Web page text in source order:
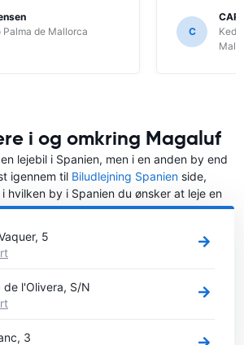
Palma de Mallorca
C
i og omkring Magaluf
lejebil i Spanien, men i en anden by end
igennem til Biludlejning Spanien side,
hvilken by i Spanien du ønsker at leje en
5
de l'Olivera, S/N
3